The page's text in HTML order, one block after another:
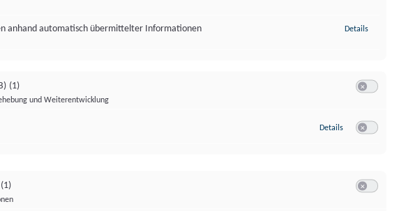
anhand automatisch übermittelter Informationen Details
(1)
und Weiterentwicklung
Details zu Google Analytics
(1)